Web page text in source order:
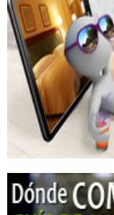
Turismo de
Turismo Ecológico
Guía turístico
Agencias de
Servicio de
Transfer
Transfer aeropuerto
Transfer hotel